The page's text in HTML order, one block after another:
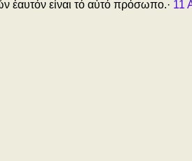
ἑαυτόν εἶναι τό αὐτό πρόσωπο.· 11